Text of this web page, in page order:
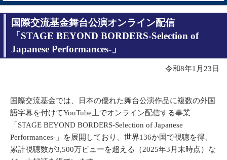
国際交流基金舞台公演オンライン配信
「STAGE BEYOND BORDERS-Selection of
Japanese Performances-」
令和8年1月23日
国際交流基金では、日本の優れた舞台公演作品に複数の外国
語字幕を付けてYouTube上でオンライン配信する事業
「STAGE BEYOND BORDERS-Selection of Japanese
Performances-」を展開しており、世界136か国で視聴を得、
累計視聴数が3,500万ビューを超える（2025年3月末時点）な